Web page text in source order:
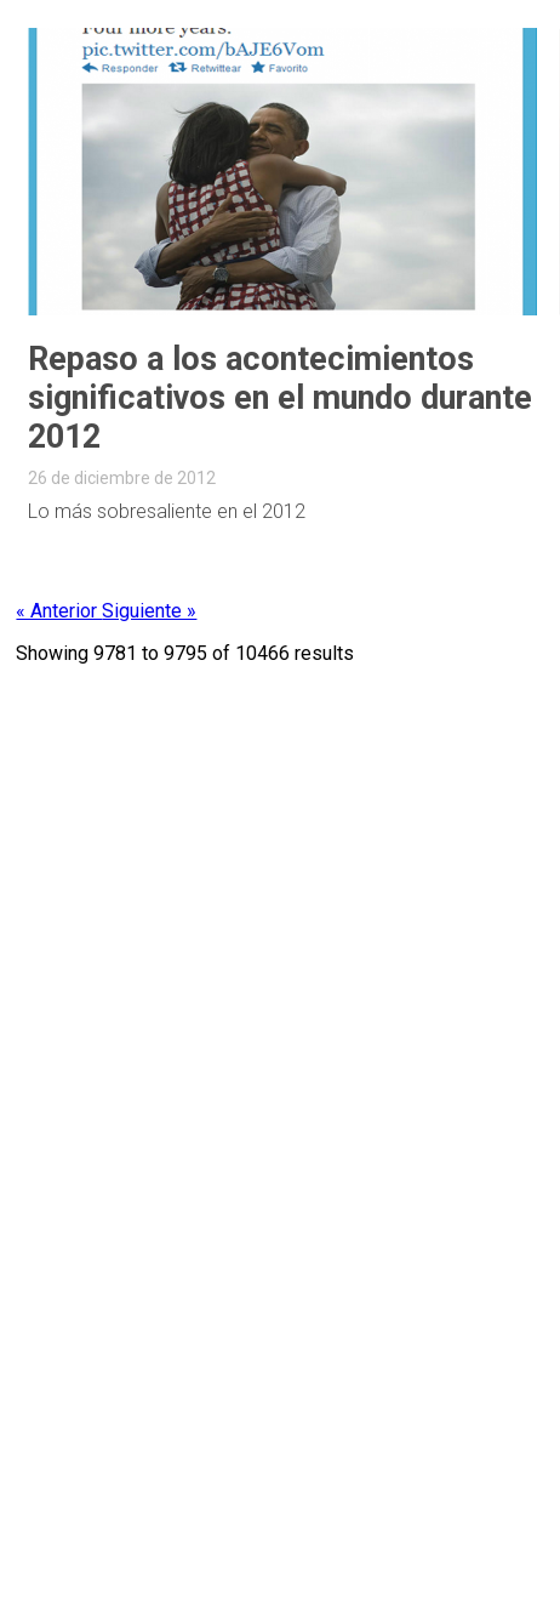
Repaso a los acontecimientos
significativos en el mundo durante
2012
26 de diciembre de 2012
Lo más sobresaliente en el 2012
« AnteriorSiguiente »
Showing9781 to9795 of 10466 results